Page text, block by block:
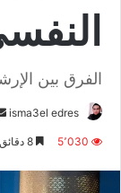
الفرق بين
isma3el edres
5٬030